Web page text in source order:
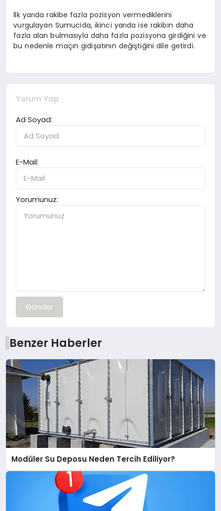
İlk yarıda rakibe fazla pozisyon vermediklerini
vurgulayan Sumucida, ikinci yarıda ise rakibin daha
fazla alan bulmasıyla daha fazla pozisyona girdiğini ve
bu nedenle maçın gidişatının değiştiğini dile getirdi.
Yorum Yap
Ad Soyad:
E-Mail:
Yorumunuz:
Gönder
Benzer Haberler
Modüler Su Deposu Neden Tercih Ediliyor?